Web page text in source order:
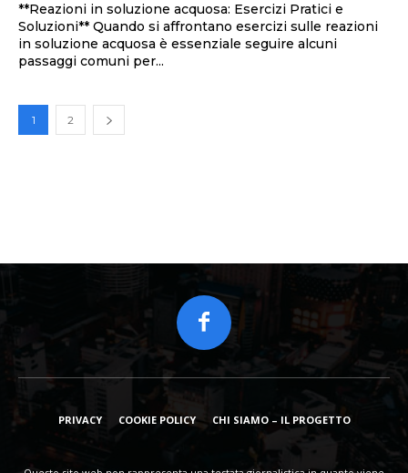
**Reazioni in soluzione acquosa: Esercizi Pratici e
Soluzioni** Quando si affrontano esercizi sulle reazioni
in soluzione acquosa è essenziale seguire alcuni
passaggi comuni per...
1 2
PRIVACY COOKIE POLICY CHI SIAMO – IL PROGETTO